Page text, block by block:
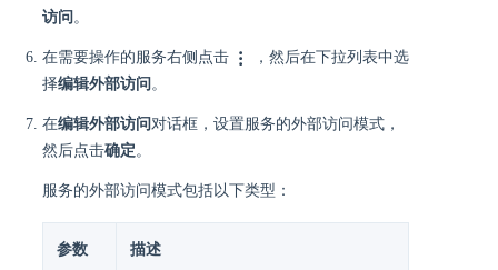
访问 。
在需要操作的服务右侧点击
，然后在下拉列表中选
择编辑外部访问 。
在编辑外部访问对话框，设置服务的外部访问模式，
然后点击确定。
服务的外部访问模式包括以下类型：
参数 描述